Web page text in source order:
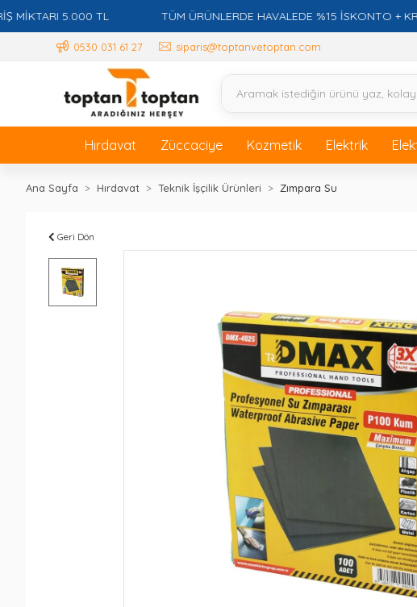
5.000 TL TÜM ÜRÜNLERDE HAVALEDE %15 İSKONTO +
0530 031 61 27 siparis@toptanvetoptan.com
Hırdavat Züccaciye Kozmetik Elektrik
Ana Sayfa Hırdavat Teknik İşçilik Ürünleri Zımpara Su
Geri Dön